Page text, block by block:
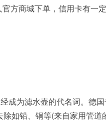
方商城下单，信用卡有一
成为滤水壶的代名词。德国
如铅、铜等(来自家用管道